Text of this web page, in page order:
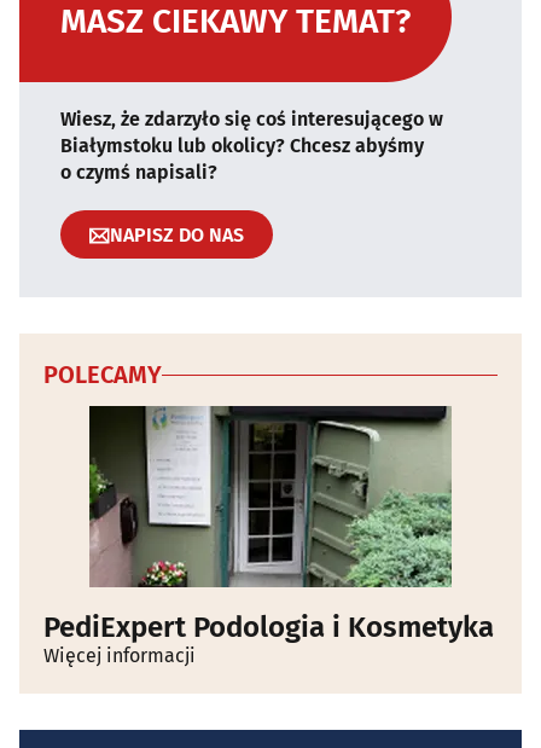
MASZ CIEKAWY TEMAT?
Wiesz, że zdarzyło się coś interesującego w
Białymstoku lub okolicy? Chcesz abyśmy
o czymś napisali?
NAPISZ DO NAS
POLECAMY
PediExpert Podologia i Kosmetyka
Więcej informacji